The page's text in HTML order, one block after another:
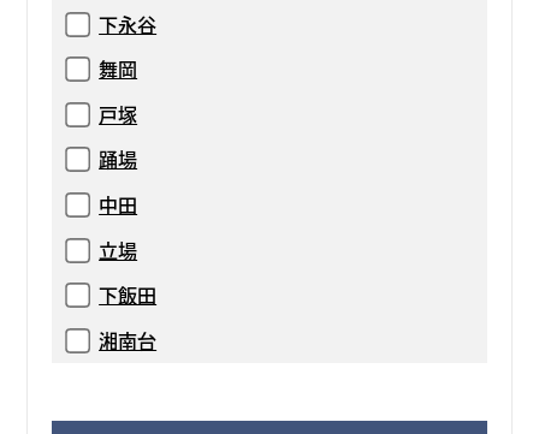
下永谷
舞岡
戸塚
踊場
中田
立場
下飯田
湘南台